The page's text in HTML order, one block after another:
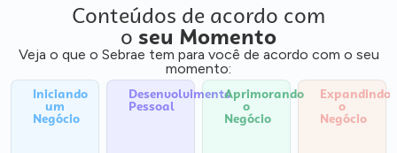
Conteúdos de acordo com
o seu Momento
Veja o que o Sebrae tem para você de acordo com o seu
momento:
Iniciando
um
Negócio
Desenvolvimento
Pessoal
Aprimorando
o
Negócio
Expandindo
o
Negócio